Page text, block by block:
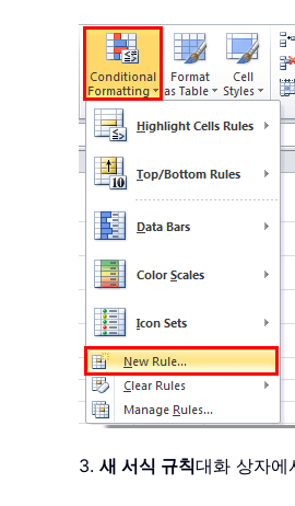
3. 새 서식 규칙대화 상자에